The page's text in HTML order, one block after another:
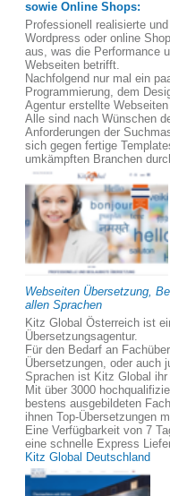
sowie Online Shops:
Professionell realisierte
Wordpress oder online
aus, was die Performance
Webseiten betrifft.
Nachfolgend nur mal ein
Programmierung, dem
Agentur erstellte
Alle sind nach Wünschen
Anforderungen der
sich gegen fertige
umkämpften Branchen
Webseiten Übersetzung,
allen Sprachen
Kitz Global Österreich ist
Übersetzungsagentur.
Für den Bedarf an
Übersetzungen, oder auch
Sprachen ist Kitz Global ihr
Mit über 3000
bestens ausgebildeten
ihnen Top-Übersetzungen
Eine Verfügbarkeit von 7
eine schnelle Express
Kitz Global Deutschland